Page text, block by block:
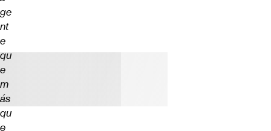
ge
nt
e
qu
e
m
ás
qu
e